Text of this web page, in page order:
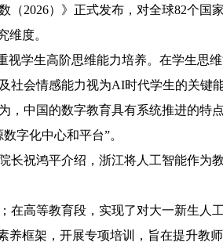
（2026）》正式发布，对全球82个
维度。
视学生高阶思维能力培养。在学生思
社会情感能力视为AI时代学生的关键能
，中国的数字教育具有系统推进的特
字化中心和平台”。
长祝鸿平介绍，浙江将人工智能作为
在高等教育段，实现了对大一新生人
养框架，开展专项培训，旨在提升教